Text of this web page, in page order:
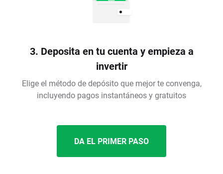
3. Deposita en tu cuenta y empieza a
invertir
Elige el método de depósito que mejor te convenga,
incluyendo pagos instantáneos y gratuitos
DA EL PRIMER PASO